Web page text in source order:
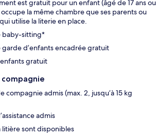
est gratuit pour un enfant (âgé de 17 ans ou
la même chambre que ses parents ou
utilise la literie en place.
baby-sitting*
garde d’enfants encadrée gratuit
gratuit
compagnie admis (max. 2, jusqu’à 15 kg
admis
litière sont disponibles